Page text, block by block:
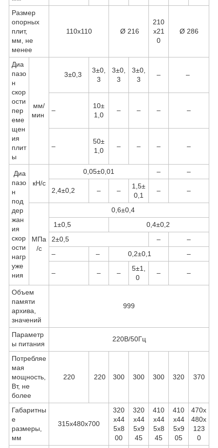
Размер
опорных
плит,
мм, не
менее
110х110 Ø 216
210
х21
0
Ø 286
Диа
пазо
н
скор
ости
пер
еме
щен
ия
плит
ы
мм/
мин
3±0,3
3±0,
3
3±0,
3
3±0,
3
– –
–
10±
1,0
– – – –
–
50±
1,0
– – – –
Диа
пазо
н
под
дер
жан
ия
скор
ости
нагр
уже
ния
кН/с
0,05±0,01 – –
2,4±0,2 – –
1,5±
0,1
– –
МПа
/с
0,6±0,4
1±0,5
0,4±0,2
2±0,5
–
–
–
– 0,2±0,1 –
– – –
5±1,
0
– –
Объем
памяти
архива,
значений
999
Параметр
ы питания
220В/50Гц
Потребляе
мая
мощность,
Вт, не
более
220 220 300 300 300 320 370
Габаритны
е
размеры,
мм
315х480х700
320
х44
5х8
00
320
х44
5х9
45
410
х44
5х8
45
410
х44
5х9
05
470х
480х
123
0